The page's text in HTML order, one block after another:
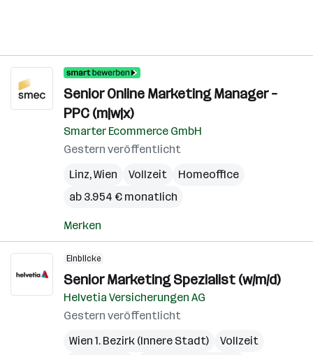
Senior Online Marketing Manager –
PPC (m|w|x)
Smarter Ecommerce GmbH
Gestern veröffentlicht
Linz,Wien Vollzeit
Homeoffice
ab 3.954 € monatlich
Merken
Einblicke
Senior Marketing Spezialist (w/m/d)
Helvetia Versicherungen AG
Gestern veröffentlicht
Wien 1. Bezirk (Innere Stadt)
Vollzeit